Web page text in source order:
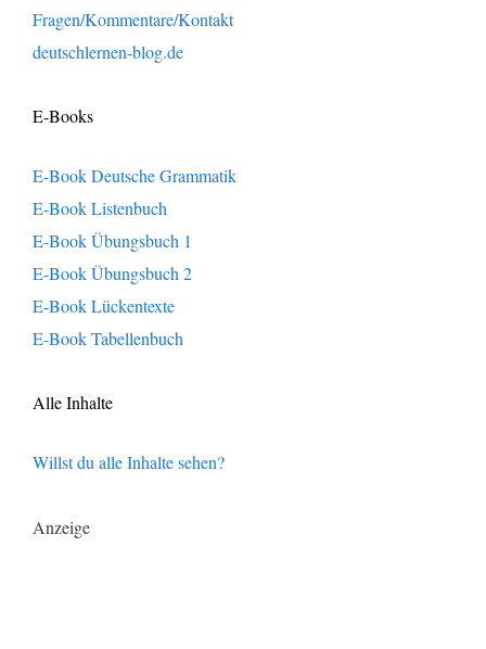
Fragen/Kommentare/Kontakt
deutschlernen-blog.de
E-Books
E-Book Deutsche Grammatik
E-Book Listenbuch
E-Book Übungsbuch 1
E-Book Übungsbuch 2
E-Book Lückentexte
E-Book Tabellenbuch
Alle Inhalte
Willst du alle Inhalte sehen?
Anzeige